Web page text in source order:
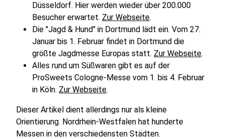
Düsseldorf. Hier werden wieder über 200.000
Besucher erwartet. Zur Webseite.
Die "Jagd & Hund" in Dortmund lädt ein. Vom 27.
Januar bis 1. Februar findet in Dortmund die
größte Jagdmesse Europas statt. Zur Webseite.
Alles rund um Süßwaren gibt es auf der
ProSweets Cologne-Messe vom 1. bis 4. Februar
in Köln. Zur Webseite.
Dieser Artikel dient allerdings nur als kleine
Orientierung. Nordrhein-Westfalen hat hunderte
Messen in den verschiedensten Städten.